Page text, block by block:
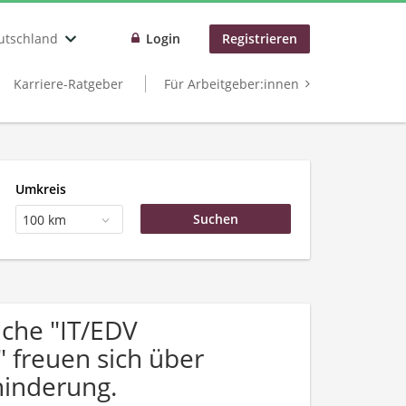
Login Registrieren
Karriere-Ratgeber Für Arbeitgeber:innen
Umkreis
100 km
"IT/EDV
freuen sich über